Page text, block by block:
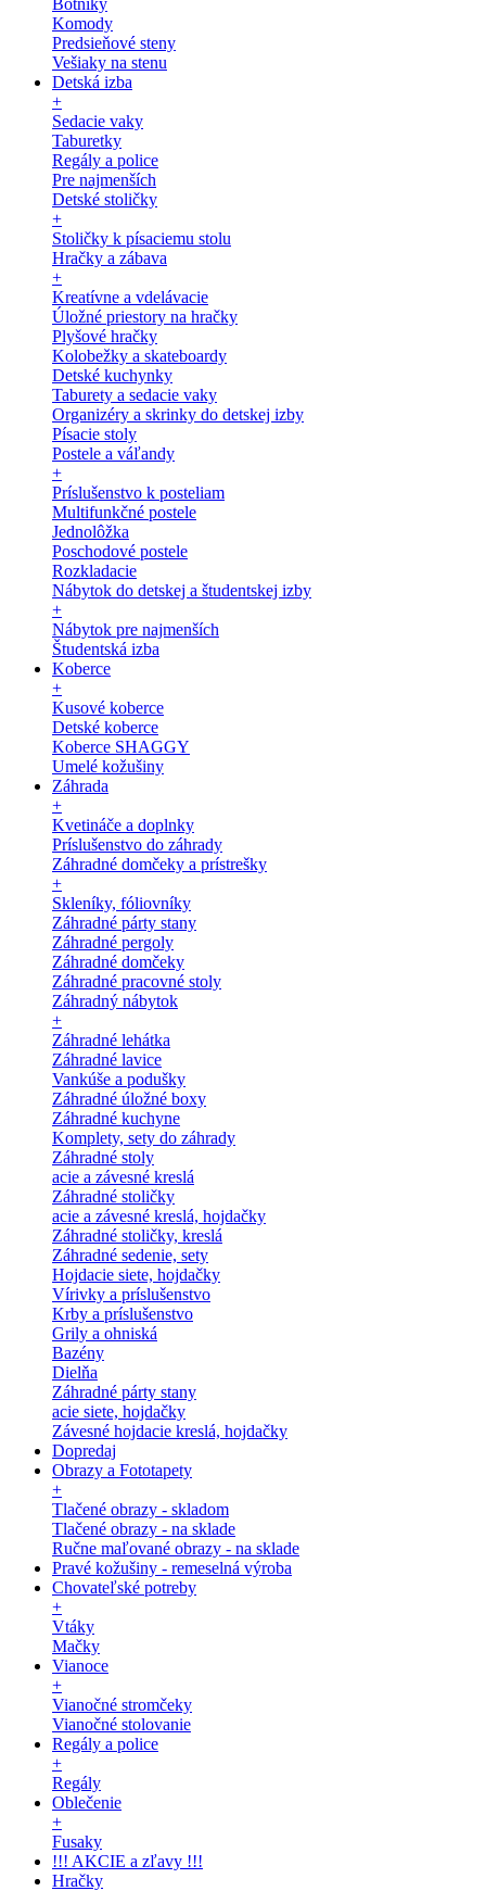
Botníky
Komody
Predsieňové steny
Vešiaky na stenu
Detská izba
+
Sedacie vaky
Taburetky
Regály a police
Pre najmenších
Detské stoličky
+
Stoličky k písaciemu stolu
Hračky a zábava
+
Kreatívne a vdelávacie
Úložné priestory na hračky
Plyšové hračky
Kolobežky a skateboardy
Detské kuchynky
Taburety a sedacie vaky
Organizéry a skrinky do detskej izby
Písacie stoly
Postele a váľandy
+
Príslušenstvo k posteliam
Multifunkčné postele
Jednolôžka
Poschodové postele
Rozkladacie
Nábytok do detskej a študentskej izby
+
Nábytok pre najmenších
Študentská izba
Koberce
+
Kusové koberce
Detské koberce
Koberce SHAGGY
Umelé kožušiny
Záhrada
+
Kvetináče a doplnky
Príslušenstvo do záhrady
Záhradné domčeky a prístrešky
+
Skleníky, fóliovníky
Záhradné párty stany
Záhradné pergoly
Záhradné domčeky
Záhradné pracovné stoly
Záhradný nábytok
+
Záhradné lehátka
Záhradné lavice
Vankúše a podušky
Záhradné úložné boxy
Záhradné kuchyne
Komplety, sety do záhrady
Záhradné stoly
acie a závesné kreslá
Záhradné stoličky
acie a závesné kreslá, hojdačky
Záhradné stoličky, kreslá
Záhradné sedenie, sety
Hojdacie siete, hojdačky
Vírivky a príslušenstvo
Krby a príslušenstvo
Grily a ohniská
Bazény
Dielňa
Záhradné párty stany
acie siete, hojdačky
Závesné hojdacie kreslá, hojdačky
Dopredaj
Obrazy a Fototapety
+
Tlačené obrazy - skladom
Tlačené obrazy - na sklade
Ručne maľované obrazy - na sklade
Pravé kožušiny - remeselná výroba
Chovateľské potreby
+
Vtáky
Mačky
Vianoce
+
Vianočné stromčeky
Vianočné stolovanie
Regály a police
+
Regály
Oblečenie
+
Fusaky
!!! AKCIE a zľavy !!!
Hračky